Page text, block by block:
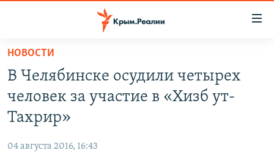
Вернуться
основному
содержанию
Вернутся
главной
навигации11 ЛЕТ ОККУПАЦИИ КРЫМА. 11 ИСТОРИЙ СОПРОТИВЛЕНИЯ
ВОДА
ЕЩЕ
НОВОСТИ
В Челябинске осудили четырех
человек за участие в «Хизб ут-
Тахрир»
04 августа 2016, 16:43